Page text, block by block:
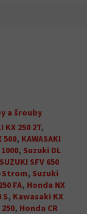
a šrouby
KX 250 2T,
500, KAWASAKI
, Suzuki DL
SUZUKI SFV 650
Strom, Suzuki
FA, Honda NX
S, Kawasaki KX
, Honda CR